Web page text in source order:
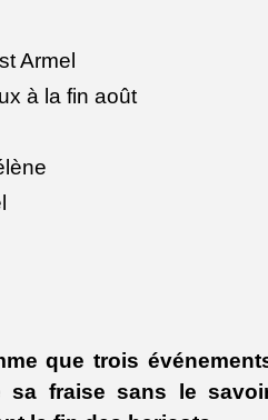
Armel
à la fin août
que trois
sa fraise sans le